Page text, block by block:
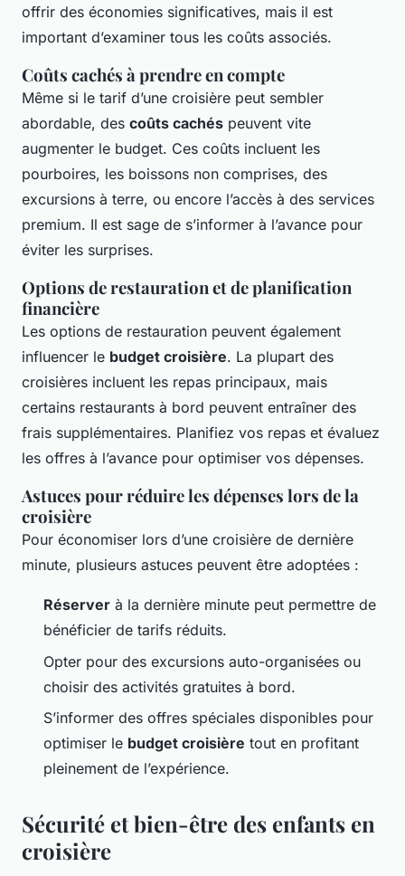
offrir des économies significatives, mais il est
important d’examiner tous les coûts associés.
Coûts cachés à prendre en compte
Même si le tarif d’une croisière peut sembler
abordable, des coûts cachés peuvent vite
augmenter le budget. Ces coûts incluent les
pourboires, les boissons non comprises, des
excursions à terre, ou encore l’accès à des services
premium. Il est sage de s’informer à l’avance pour
éviter les surprises.
Options de restauration et de planification
financière
Les options de restauration peuvent également
influencer le budget croisière. La plupart des
croisières incluent les repas principaux, mais
certains restaurants à bord peuvent entraîner des
frais supplémentaires. Planifiez vos repas et évaluez
les offres à l’avance pour optimiser vos dépenses.
Astuces pour réduire les dépenses lors de la
croisière
Pour économiser lors d’une croisière de dernière
minute, plusieurs astuces peuvent être adoptées :
Réserver à la dernière minute peut permettre de
bénéficier de tarifs réduits.
Opter pour des excursions auto-organisées ou
choisir des activités gratuites à bord.
S’informer des offres spéciales disponibles pour
optimiser le budget croisière tout en profitant
pleinement de l’expérience.
Sécurité et bien-être des enfants en
croisière